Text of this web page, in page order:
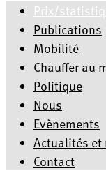
Prix/
Publications
Mobilité
Chauffer au
Politique
Nous
Evènements
Actualités et
Contact